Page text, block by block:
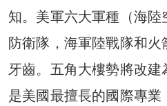
知。美軍六大軍種（海
防衛隊，海軍陸戰隊和火
牙齒。五角大樓勢將改
是美國最擅長的國際專